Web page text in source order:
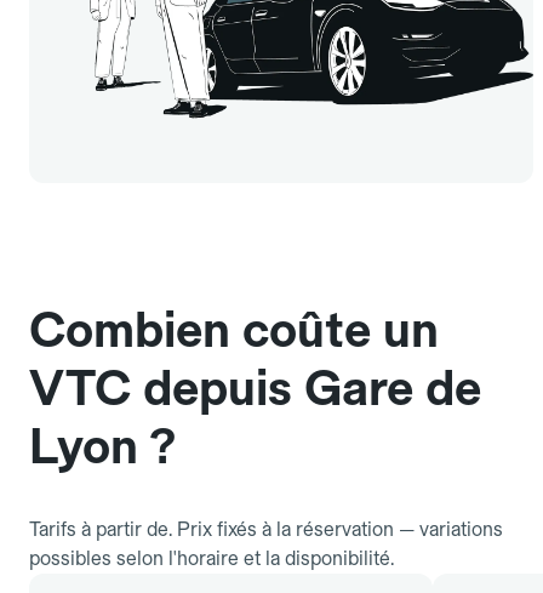
Combien coûte un
VTC depuis Gare de
Lyon ?
Tarifs à partir de. Prix fixés à la réservation — variations
possibles selon l'horaire et la disponibilité.